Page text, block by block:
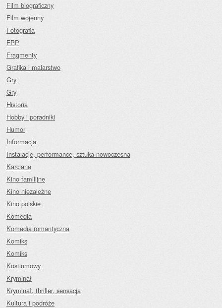
Film biograficzny
Film wojenny
Fotografia
FPP
Fragmenty
Grafika i malarstwo
Gry
Gry
Historia
Hobby i poradniki
Humor
Informacja
Instalacje, performance, sztuka nowoczesna
Karciane
Kino familijne
Kino niezależne
Kino polskie
Komedia
Komedia romantyczna
Komiks
Komiks
Kostiumowy
Kryminał
Kryminał, thriller, sensacja
Kultura i podróże